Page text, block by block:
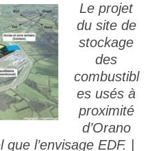
Le projet
du site de
stockage
des
combustibl
es usés à
proximité
d’Orano
l’envisage EDF. |